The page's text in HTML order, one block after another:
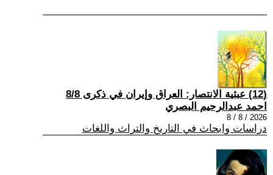
(12) عبثية الانتصار: العراق وإيران في ذكرى 8/8
احمد عبدالرحيم البصري
2026 / 8 / 8
دراسات وابحاث في التاريخ والتراث واللغات